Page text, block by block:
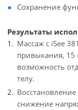
Сохранение
Результаты
Массаж с iSee
привыкания, 15
возможность
телу.
снижение